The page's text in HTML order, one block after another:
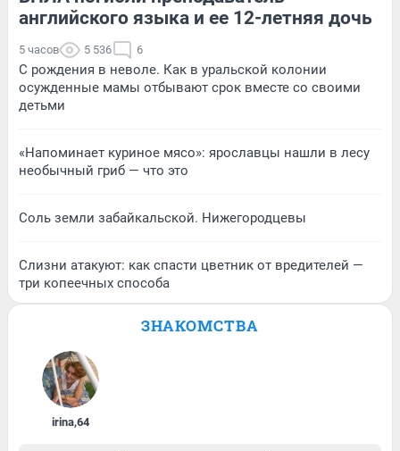
английского языка и ее 12-летняя дочь
5 часов 5 536 6
С рождения в неволе. Как в уральской колонии
осужденные мамы отбывают срок вместе со своими
детьми
«Напоминает куриное мясо»: ярославцы нашли в лесу
необычный гриб — что это
Соль земли забайкальской. Нижегородцевы
Слизни атакуют: как спасти цветник от вредителей —
три копеечных способа
ЗНАКОМСТВА
irina,64